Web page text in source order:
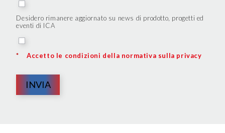
Desidero rimanere aggiornato su news di prodotto, progetti ed
eventi di ICA
* Accetto le condizioni della normativa sulla privacy
INVIA